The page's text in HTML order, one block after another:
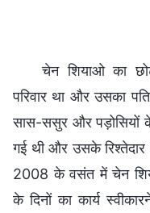
चेन शियाओ का
परिवार था और उसका
सास-ससुर और पड़ोसियों
गई थी और उसके
2008 के वसंत में चेन
के दिनों का कार्य